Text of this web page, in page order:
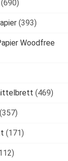
(690)
(393)
Woodfree
(469)
(357)
(171)